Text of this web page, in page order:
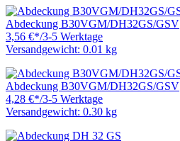
Abdeckung B30VGM/DH32GS/GSV
3,56 €*/3-5 Werktage
Versandgewicht: 0.01 kg
Abdeckung B30VGM/DH32GS/GSV
4,28 €*/3-5 Werktage
Versandgewicht: 0.30 kg